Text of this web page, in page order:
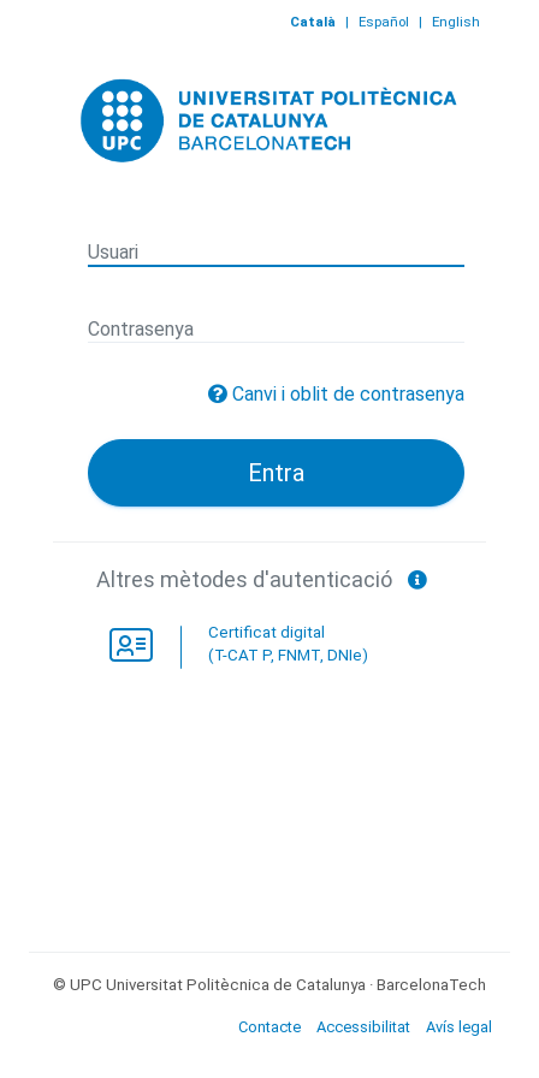
Català | Español | English
Canvi i oblit de contrasenya
Altres mètodes d'autenticació
Certificat digital
(T-CAT P, FNMT, DNIe)
© UPC Universitat Politècnica de Catalunya · BarcelonaTech
Contacte Accessibilitat Avís legal